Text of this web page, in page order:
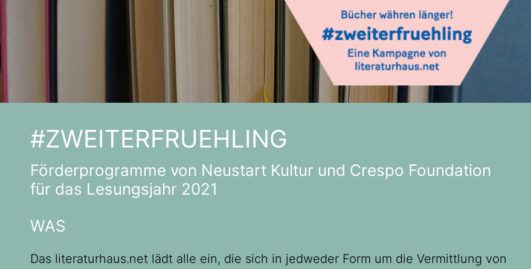
#ZWEITERFRUEHLING
Förderprogramme von Neustart Kultur und Crespo Foundation
für das Lesungsjahr 2021
WAS
Das literaturhaus.net lädt alle ein, die sich in jedweder Form um die Vermittlung von